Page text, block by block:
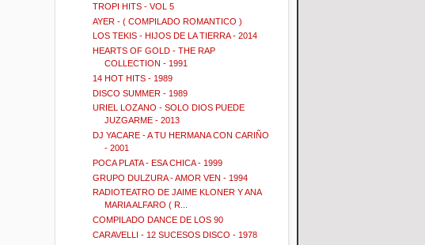
TROPI HITS - VOL 5
AYER - ( COMPILADO ROMANTICO )
LOS TEKIS - HIJOS DE LA TIERRA - 2014
HEARTS OF GOLD - THE RAP
COLLECTION - 1991
14 HOT HITS - 1989
DISCO SUMMER - 1989
URIEL LOZANO - SOLO DIOS PUEDE
JUZGARME - 2013
DJ YACARE - A TU HERMANA CON CARIÑO
- 2001
POCA PLATA - ESA CHICA - 1999
GRUPO DULZURA - AMOR VEN - 1994
RADIOTEATRO DE JAIME KLONER Y ANA
MARIA ALFARO ( R...
COMPILADO DANCE DE LOS 90
CARAVELLI - 12 SUCESOS DISCO - 1978